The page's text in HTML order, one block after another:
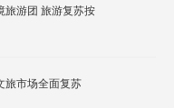
游复苏按
旅市场全面复苏